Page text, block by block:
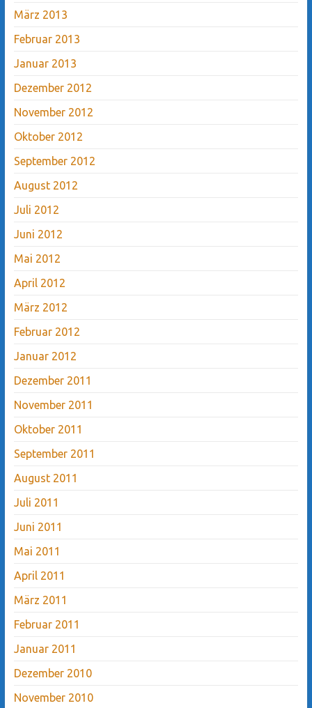
März 2013
Februar 2013
Januar 2013
Dezember 2012
November 2012
Oktober 2012
September 2012
August 2012
Juli 2012
Juni 2012
Mai 2012
April 2012
März 2012
Februar 2012
Januar 2012
Dezember 2011
November 2011
Oktober 2011
September 2011
August 2011
Juli 2011
Juni 2011
Mai 2011
April 2011
März 2011
Februar 2011
Januar 2011
Dezember 2010
November 2010